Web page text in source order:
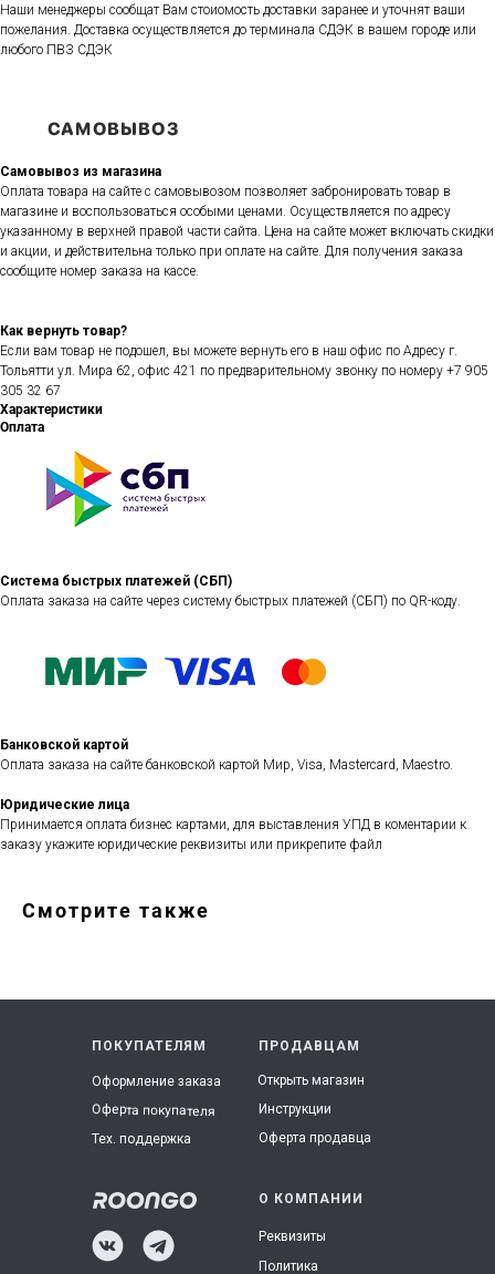
Наши менеджеры сообщат Вам стоиомость доставки заранее и уточнят ваши
пожелания. Доставка осуществляется до терминала СДЭК в вашем городе или
любого ПВЗ СДЭК
Самовывоз из магазина
Оплата товара на сайте с самовывозом позволяет забронировать товар в
магазине и воспользоваться особыми ценами. Осуществляется по адресу
указанному в верхней правой части сайта. Цена на сайте может включать скидки
и акции, и действительна только при оплате на сайте. Для получения заказа
сообщите номер заказа на кассе.
Как вернуть товар?
Если вам товар не подошел, вы можете вернуть его в наш офис по Адресу г.
Тольятти ул. Мира 62, офис 421 по предварительному звонку по номеру +7 905
305 32 67
Характеристики
Оплата
Система быстрых платежей (СБП)
Оплата заказа на сайте через систему быстрых платежей (СБП) по QR-коду.
Банковской картой
Оплата заказа на сайте банковской картой Мир, Visa, Mastercard, Maestro.
Юридические лица
Принимается оплата бизнес картами, для выставления УПД в коментарии к
заказу укажите юридические реквизиты или прикрепите файл
Смотрите также
ПРОДАВЦАМ
Оферта продавца
Инструкции
Открыть магазин
ПОКУПАТЕЛЯМ
Тех. поддержка
Оферта покупателя
Оформление заказа
О КОМПАНИИ
Политика
Реквизиты